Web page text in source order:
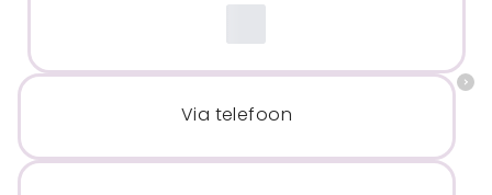
Via telefoon